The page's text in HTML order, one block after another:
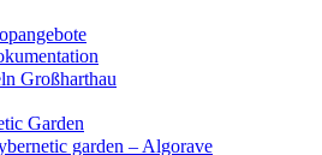
Großharthau
Garden
garden – Algorave